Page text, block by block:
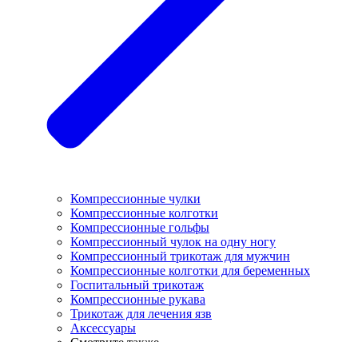
Компрессионные чулки
Компрессионные колготки
Компрессионные гольфы
Компрессионный чулок на одну ногу
Компрессионный трикотаж для мужчин
Компрессионные колготки для беременных
Госпитальный трикотаж
Компрессионные рукава
Трикотаж для лечения язв
Аксессуары